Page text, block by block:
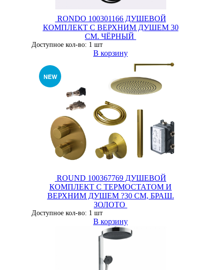
RONDO 100301166 ДУШЕВОЙ
КОМПЛЕКТ С ВЕРХНИМ ДУШЕМ 30
СМ. ЧЁРНЫЙ
Доступное кол-во: 1 шт
В корзину
ROUND 100367769 ДУШЕВОЙ
КОМПЛЕКТ С ТЕРМОСТАТОМ И
ВЕРХНИМ ДУШЕМ ?30 СМ, БРАШ.
ЗОЛОТО
Доступное кол-во: 1 шт
В корзину